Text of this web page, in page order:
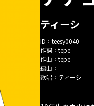
ティーシ
ID：teesy0040
作詞：tepe
作曲：tepe
編曲： -
歌唱： ティーシ